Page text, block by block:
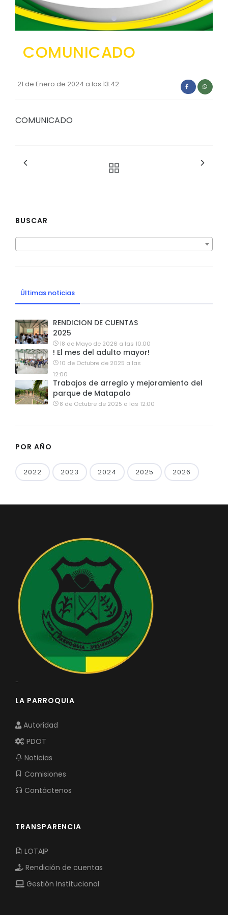
Convocatorias
GESTIÓN ADMINISTRATIVA
Plan de desarrollo y Ordenamiento Territorial -
Plan Operativo Anual - POA
PRESUPUESTO: EJECUCIÓN Y REPORTES
Procesos de contratación
COMUNICADO
21 de Enero de 2024 a las 13:42
COMUNICADO
BUSCAR
Últimas noticias
RENDICION DE CUENTAS
2025
18 de Mayo de 2026 a las 10:00
! El mes del adulto mayor!
10 de Octubre de 2025 a las
12:00
Trabajos de arreglo y mejoramiento del
parque de Matapalo
8 de Octubre de 2025 a las 12:00
POR AÑO
2022 2023 2024 2025 2026
-
LA PARROQUIA
Autoridad
PDOT
Noticias
Comisiones
Contáctenos
TRANSPARENCIA
LOTAIP
Rendición de cuentas
Gestión Institucional